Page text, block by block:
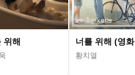
위해 너를 위해 (영화
황치열